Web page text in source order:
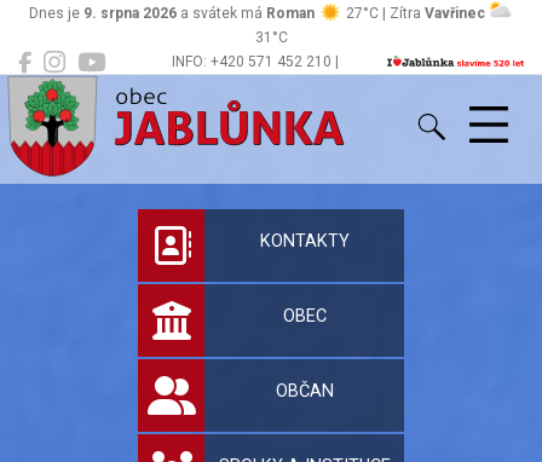
INFO: +420 571 452 210 |
Dnes je 9. srpna 2026 a svátek má Roman 27°C | Zítra Vavřinec
31°C
Jablůnka
Oficiální stránky
KONTAKTY
OBEC
OBČAN